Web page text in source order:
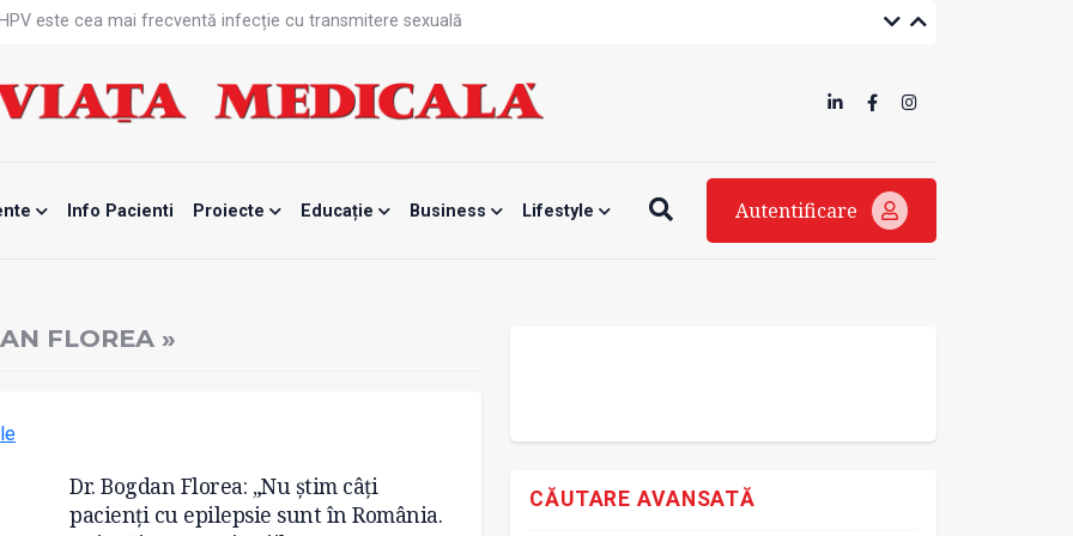
este cea mai frecventă infecție cu transmitere sexuală
blocată temporar
de la specialiști
mamei și copilului
Info Pacienti Proiecte Educație Business Lifestyle Autentificare
FLOREA »
Dr. Bogdan Florea: „Nu știm câți
pacienți cu epilepsie sunt în România.
CĂUTARE AVANSATĂ